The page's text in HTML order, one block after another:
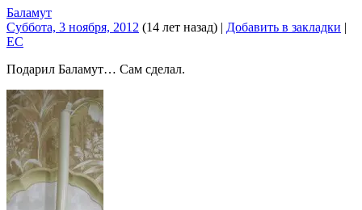
Баламут
Суббота, 3 ноября, 2012 (14 лет назад) | Добавить в закладки |
EC
Подарил Баламут… Сам сделал.